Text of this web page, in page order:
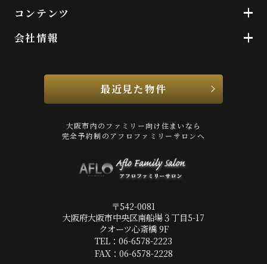
コンテンツ
会社情報
最近見た物件
大阪市内のファミリー向け住まいなら
完全予約制のアフロファミリーサロンへ
〒542-0081
大阪府大阪市中央区南船場３丁目5-17
クオーツ心斎橋 9F
TEL：06-6578-2223
FAX：06-6578-2228